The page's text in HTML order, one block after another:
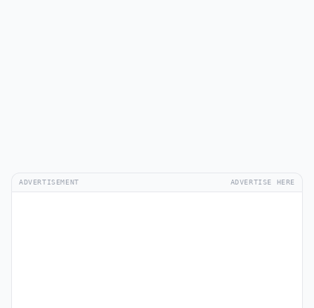
ADVERTISEMENT ADVERTISE HERE